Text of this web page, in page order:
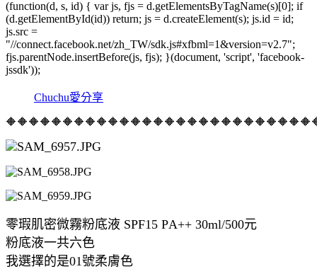
(function(d, s, id) { var js, fjs = d.getElementsByTagName(s)[0]; if
(d.getElementById(id)) return; js = d.createElement(s); js.id = id;
js.src =
"//connect.facebook.net/zh_TW/sdk.js#xfbml=1&version=v2.7";
fjs.parentNode.insertBefore(js, fjs); }(document, 'script', 'facebook-
jssdk'));
Chuchu愛分享
零瑕肌密微霧粉底液 SPF15 PA++ 30ml/500元
粉底液一共六色
我選擇的是01號柔膚色